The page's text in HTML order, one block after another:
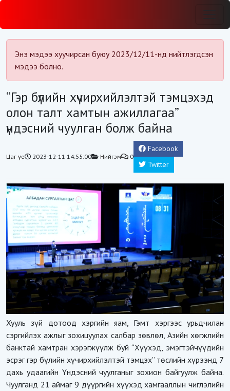
Энэ мэдээ хуучирсан буюу 2023/12/11-нд нийтлэгдсэн
мэдээ болно.
“Гэр бүлийн хүчирхийлэлтэй тэмцэхэд
олон талт хамтын ажиллагаа”
үндэсний чуулган болж байна
Цаг үе 2023-12-11 14:55:00 Нийгэм 0
Facebook
Twitter
Хууль зүй дотоод хэргийн яам, Гэмт хэргээс урьдчилан
сэргийлэх ажлыг зохицуулах салбар зөвлөл, Азийн хөгжлийн
банктай хамтран хэрэгжүүлж буй “Хүүхэд, эмэгтэйчүүдийн
эсрэг гэр бүлийн хүчирхийлэлтэй тэмцэх” төслийн хүрээнд 7
дахь удаагийн Үндэсний чуулганыг зохион байгуулж байна.
Чуулганд 21 аймаг 9 дүүргийн хүүхэд хамгааллын чиглэлийн